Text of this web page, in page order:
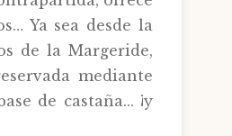
Ya sea desde la
de la Margeride,
mediante
de castaña... ¡y